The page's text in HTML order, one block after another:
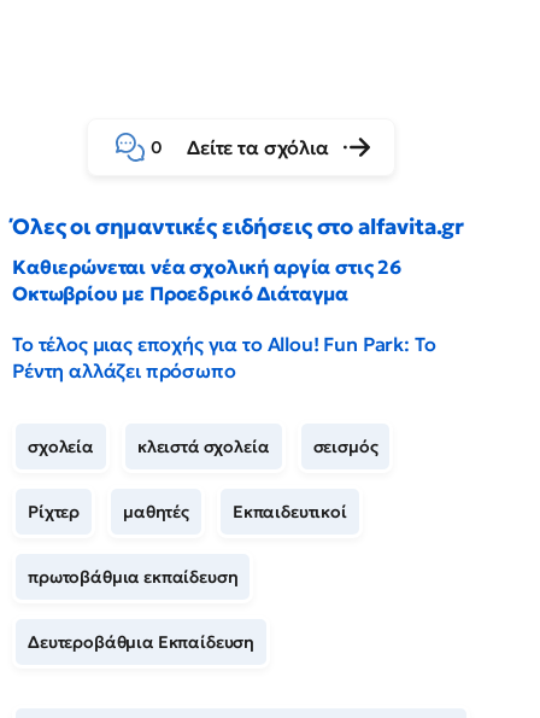
0 Δείτε τα σχόλια
Όλες οι σημαντικές ειδήσεις στο alfavita.gr
Καθιερώνεται νέα σχολική αργία στις 26
Οκτωβρίου με Προεδρικό Διάταγμα
Το τέλος μιας εποχής για το Allou! Fun Park: Το
Ρέντη αλλάζει πρόσωπο
σχολεία κλειστά σχολεία σεισμός
Ρίχτερ μαθητές Εκπαιδευτικοί
πρωτοβάθμια εκπαίδευση
Δευτεροβάθμια Εκπαίδευση